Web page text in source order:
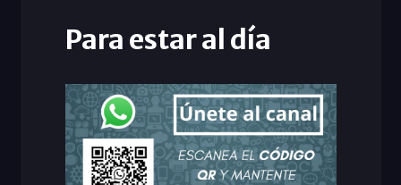
Para estar al día